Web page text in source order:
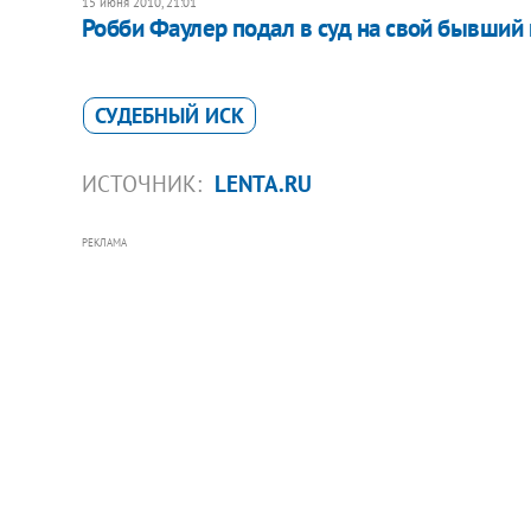
Робби Фаулер подал в суд на свой бывший
СУДЕБНЫЙ ИСК
ИСТОЧНИК: LENTA.RU
РЕКЛАМА